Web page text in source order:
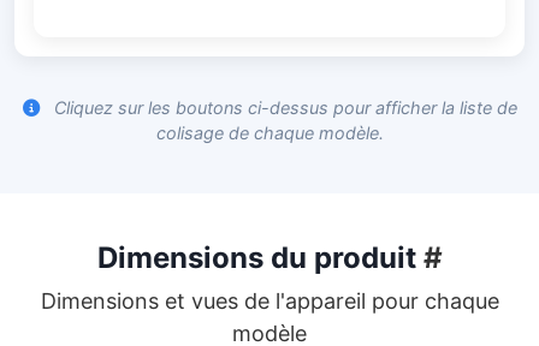
Cliquez sur les boutons ci-dessus pour afficher la liste de
colisage de chaque modèle.
Dimensions du produit #
Dimensions et vues de l'appareil pour chaque
modèle